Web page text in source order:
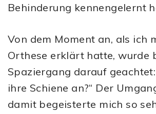
Behinderung kennengelernt
Von dem Moment an, als ich
Orthese erklärt hatte, wurde
Spaziergang darauf geachtet:
ihre Schiene an?“ Der
damit begeisterte mich so